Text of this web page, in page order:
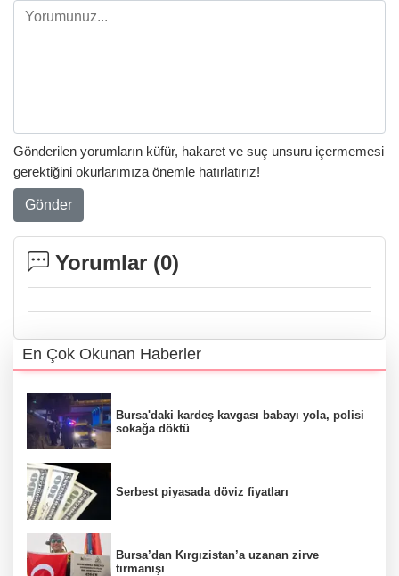
Gönderilen yorumların küfür, hakaret ve suç unsuru içermemesi
gerektiğini okurlarımıza önemle hatırlatırız!
Gönder
Yorumlar (0)
En Çok Okunan Haberler
Bursa'daki kardeş kavgası babayı yola, polisi
sokağa döktü
Serbest piyasada döviz fiyatları
Bursa’dan Kırgızistan’a uzanan zirve
tırmanışı